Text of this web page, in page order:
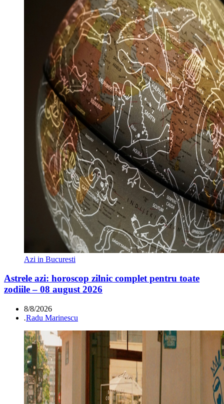
Azi in Bucuresti
Astrele azi: horoscop zilnic complet pentru toate
zodiile – 08 august 2026
8/8/2026
.Radu Marinescu